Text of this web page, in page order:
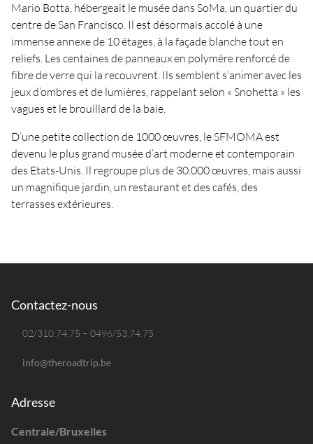
Mario Botta, hébergeait le musée dans SoMa, un quartier du
centre de San Francisco. Il est désormais accolé à une
immense annexe de 10 étages, à la façade blanche tout en
reliefs. Les centaines de panneaux en polymère renforcé de
fibre de verre qui la recouvrent. Ils semblent s’animer avec les
jeux d’ombres et de lumières, rappelant selon « Snohetta » les
vagues et le brouillard de la baie.
D’une petite collection de 1000 œuvres, le SFMOMA est
devenu le plus grand musée d’art moderne et contemporain
des Etats-Unis. Il regroupe plus de 30.000 œuvres, mais aussi
un magnifique jardin, un restaurant et des cafés, des
terrasses extérieures.
Contactez-nous
02/310.74.75 – 0496/53.74.75
info@theroadtrip.be
Adresse
Centrale/Bruxelles